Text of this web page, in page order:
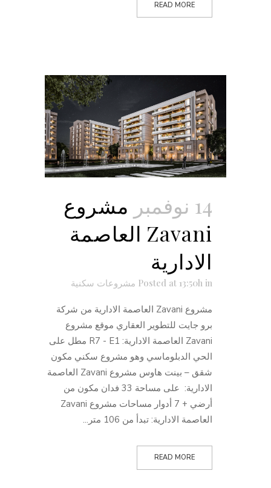
READ MORE
14 نوفمبر
مشروع
Zavani العاصمة
الادارية
Posted at 13:50h in مشروعات سكنية
مشروع Zavani العاصمة الادارية من شركة
برو جايت للتطوير العقاري موقع مشروع
Zavani العاصمة الادارية: R7 - E1 مطل على
الحي الدبلوماسي وهو مشروع سكني مكون
شقق – بينت هاوس مشروع Zavani العاصمة
الادارية: على مساحة 33 فدان مكون من
أرضي + 7 أدوار مساحات مشروع Zavani
العاصمة الادارية: تبدأ من 106 متر...
READ MORE